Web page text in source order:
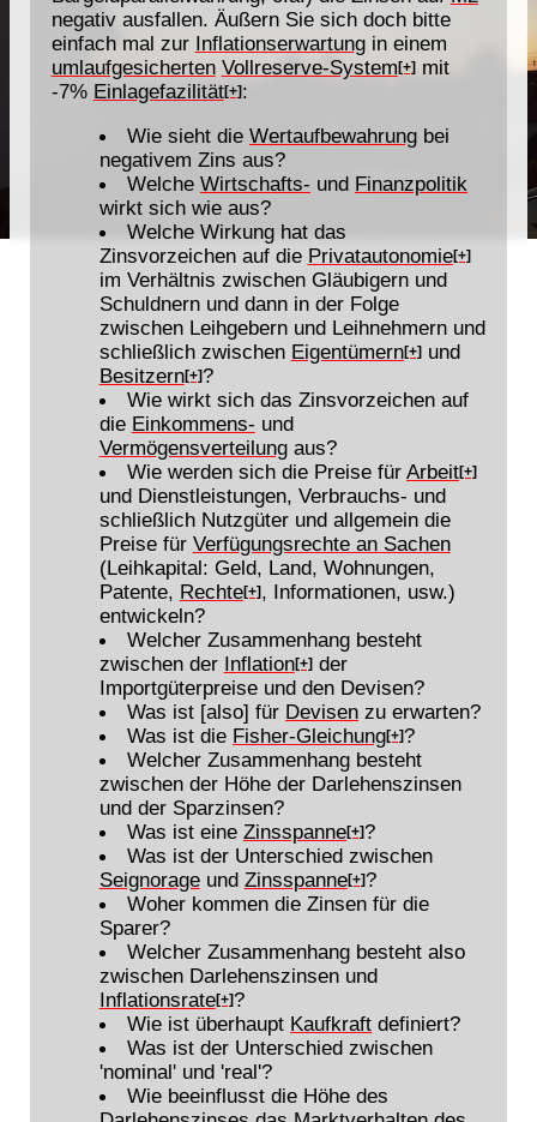
negativ ausfallen. Äußern Sie sich doch bitte
einfach mal zur Inflationserwartungin einem
umlaufgesicherten Vollreserve-System[+]mit
-7% Einlagefazilität[+]:
Wie sieht die Wertaufbewahrungbei
negativem Zins aus?
Welche Wirtschafts- und Finanzpolitik
wirkt sich wie aus?
Welche Wirkung hat das
Zinsvorzeichen auf die Privatautonomie[+]
im Verhältnis zwischen Gläubigern und
Schuldnern und dann in der Folge
zwischen Leihgebern und Leihnehmern und
schließlich zwischen Eigentümern[+]und
Besitzern[+]?
Wie wirkt sich das Zinsvorzeichen auf
die Einkommens- und
Vermögensverteilungaus?
Wie werden sich die Preise für Arbeit[+]
und Dienstleistungen, Verbrauchs- und
schließlich Nutzgüter und allgemein die
Preise für Verfügungsrechte an Sachen
(Leihkapital: Geld, Land, Wohnungen,
Patente, Rechte[+], Informationen, usw.)
entwickeln?
Welcher Zusammenhang besteht
zwischen der Inflation[+]der
Importgüterpreise und den Devisen?
Was ist [also] für Devisenzu erwarten?
Was ist die Fisher-Gleichung[+]?
Welcher Zusammenhang besteht
zwischen der Höhe der Darlehenszinsen
und der Sparzinsen?
Was ist eine Zinsspanne[+]?
Was ist der Unterschied zwischen
Seignorageund Zinsspanne[+]?
Woher kommen die Zinsen für die
Sparer?
Welcher Zusammenhang besteht also
zwischen Darlehenszinsen und
Inflationsrate[+]?
Wie ist überhaupt Kaufkraftdefiniert?
Was ist der Unterschied zwischen
'nominal' und 'real'?
Wie beeinflusst die Höhe des